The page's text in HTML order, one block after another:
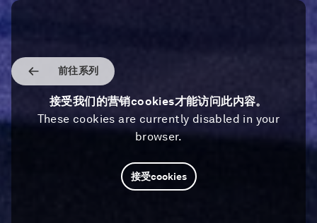
前往系列
接受我们的营销cookies才能访问此内容。
These cookies are currently disabled in your
browser.
接受cookies